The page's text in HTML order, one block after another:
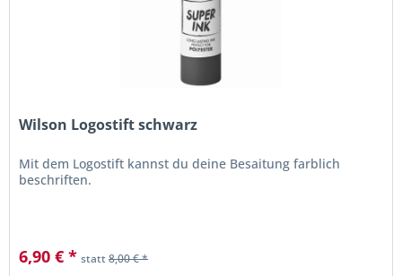
Wilson Logostift schwarz
Mit dem Logostift kannst du deine Besaitung farblich
beschriften.
6,90 € * statt8,00 € *